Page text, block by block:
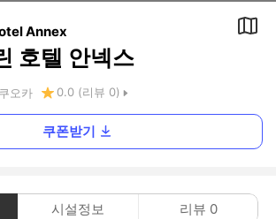
Annex
호텔 안넥스
오카 0.0 (리뷰 0)
쿠폰받기
시설정보 리뷰 0